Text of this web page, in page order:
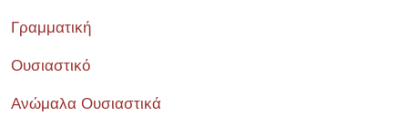
Γραμματική
Ουσιαστικό
Ανώμαλα Ουσιαστικά